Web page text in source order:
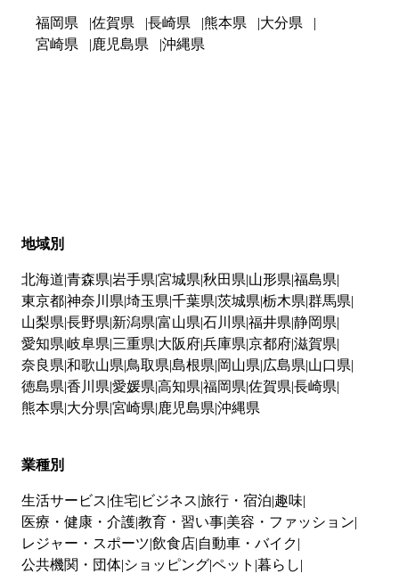
福岡県 佐賀県 長崎県 熊本県
大分県
宮崎県
鹿児島県 沖縄県
地域別
北海道 青森県 岩手県 宮城県 秋田県 山形県 福島県
東京都神奈川県 埼玉県 千葉県 茨城県 栃木県 群馬県
山梨県 長野県 新潟県 富山県 石川県 福井県 静岡県
愛知県 岐阜県 三重県 大阪府兵庫県 京都府滋賀県
奈良県 和歌山県 鳥取県 島根県 岡山県 広島県 山口県
徳島県 香川県 愛媛県 高知県 福岡県 佐賀県 長崎県
熊本県 大分県 宮崎県 鹿児島県 沖縄県
業種別
生活サービス 住宅 ビジネス 旅行・宿泊 趣味
医療・健康・介護教育・習い事 美容・ファッション
レジャー・スポーツ 飲食店 自動車・バイク
公共機関・団体 ショッピングペット 暮らし